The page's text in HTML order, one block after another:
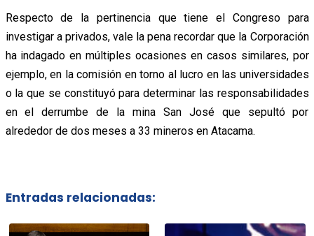
Respecto de la pertinencia que tiene el Congreso para
investigar a privados, vale la pena recordar que la Corporación
ha indagado en múltiples ocasiones en casos similares, por
ejemplo, en la comisión en torno al lucro en las universidades
o la que se constituyó para determinar las responsabilidades
en el derrumbe de la mina San José que sepultó por
alrededor de dos meses a 33 mineros en Atacama.
Entradas relacionadas: